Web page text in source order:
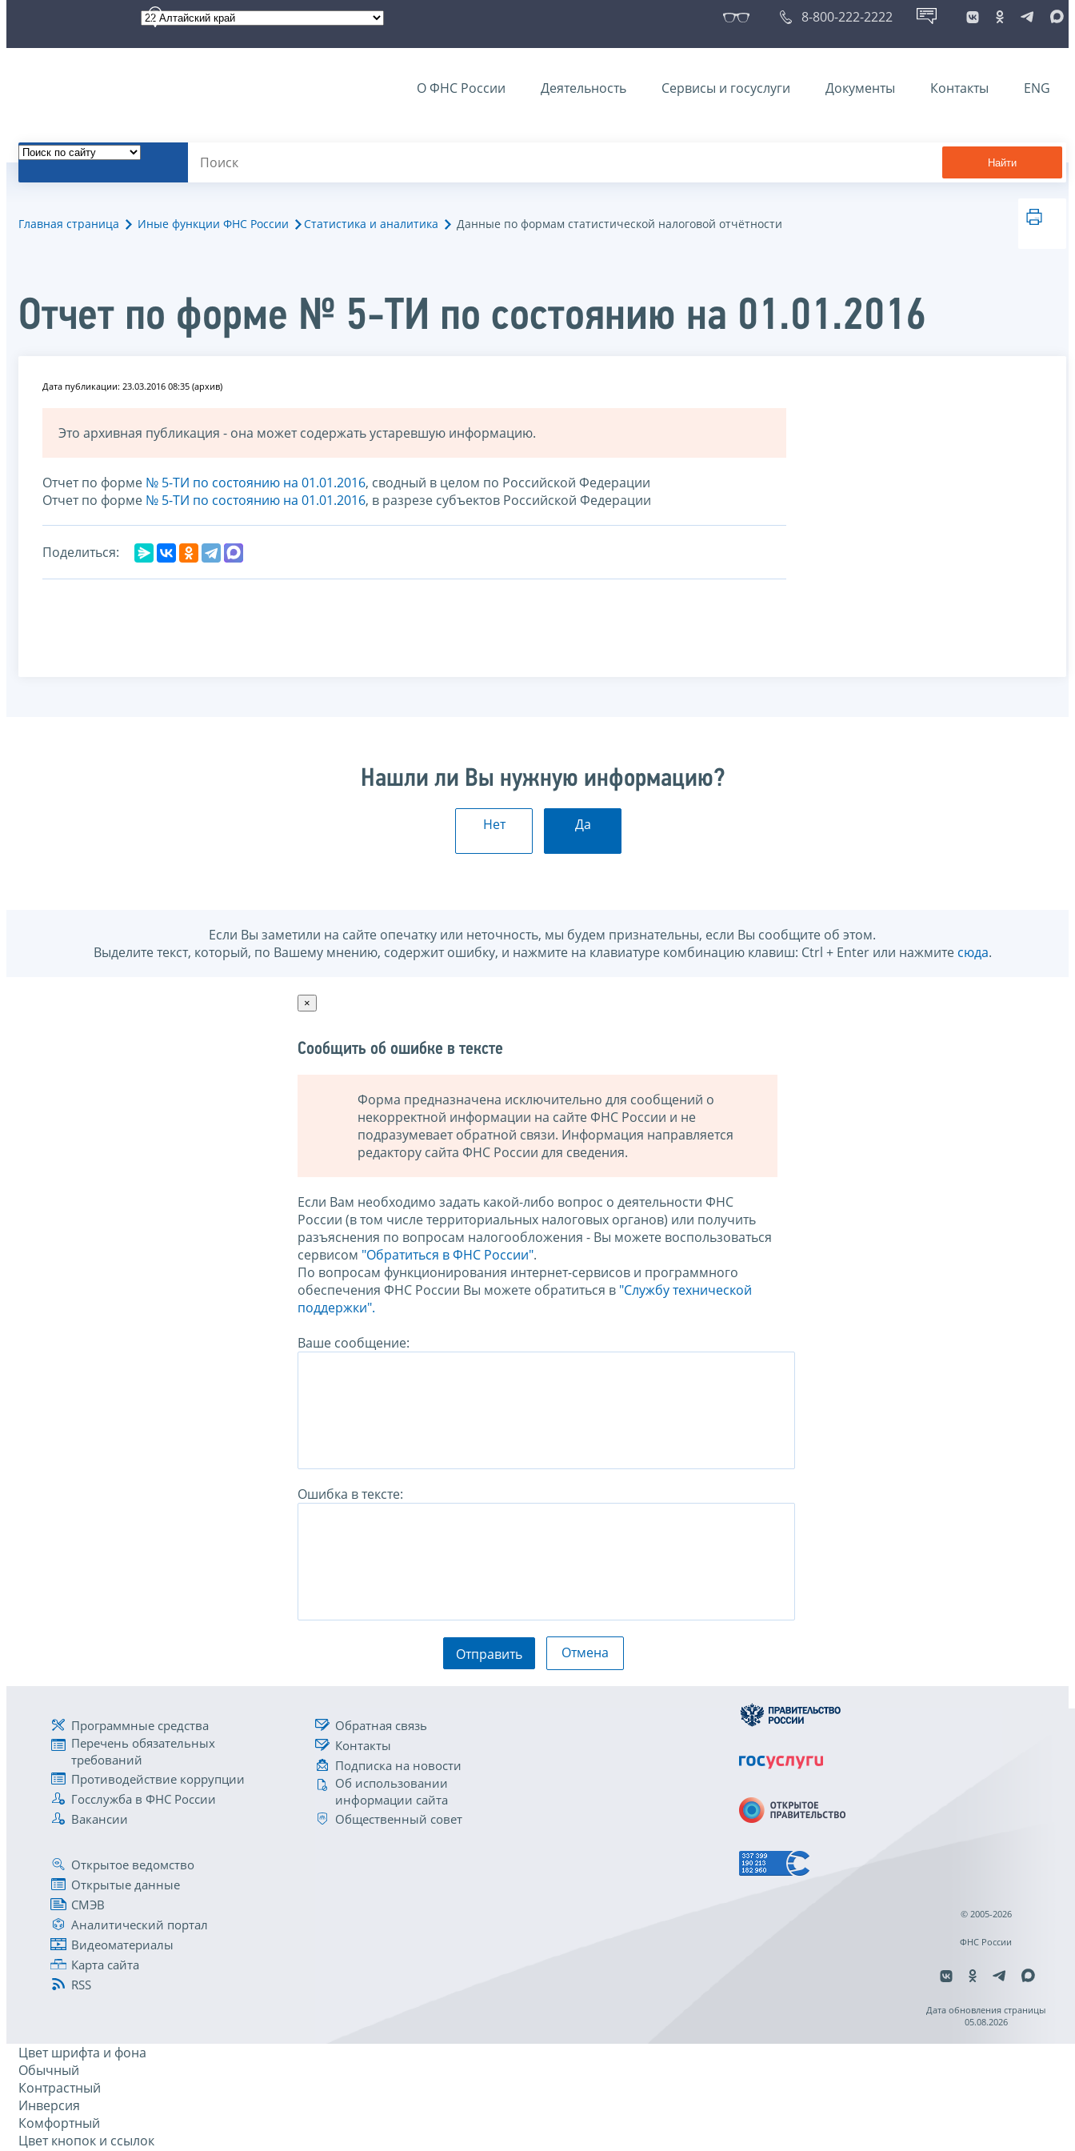
8-800-222-2222
О ФНС России Деятельность Сервисы и госуслуги Документы Контакты ENG
Найти
Главная страница Иные функции ФНС России Статистика и аналитика Данные по формам статистической налоговой отчётности
Отчет по форме № 5-ТИ по состоянию на 01.01.2016
Дата публикации: 23.03.2016 08:35 (архив)
Это архивная публикация - она может содержать устаревшую информацию.
Отчет по форме № 5-ТИ по состоянию на 01.01.2016, сводный в целом по Российской Федерации
Отчет по форме № 5-ТИ по состоянию на 01.01.2016, в разрезе субъектов Российской Федерации
Поделиться:
Нашли ли Вы нужную информацию?
Нет Да
Если Вы заметили на сайте опечатку или неточность, мы будем признательны, если Вы сообщите об этом.
Выделите текст, который, по Вашему мнению, содержит ошибку, и нажмите на клавиатуре комбинацию клавиш: Ctrl + Enter или нажмите сюда.
×
Сообщить об ошибке в тексте
Форма предназначена исключительно для сообщений о
некорректной информации на сайте ФНС России и не
подразумевает обратной связи. Информация направляется
редактору сайта ФНС России для сведения.
Если Вам необходимо задать какой-либо вопрос о деятельности ФНС
России (в том числе территориальных налоговых органов) или получить
разъяснения по вопросам налогообложения - Вы можете воспользоваться
сервисом "Обратиться в ФНС России".
По вопросам функционирования интернет-сервисов и программного
обеспечения ФНС России Вы можете обратиться в "Службу технической
поддержки".
Ваше сообщение:
Ошибка в тексте:
Отправить Отмена
Программные средства
Перечень обязательных
требований
Противодействие коррупции
Госслужба в ФНС России
Вакансии
Обратная связь
Контакты
Подписка на новости
Об использовании
информации сайта
Общественный совет
Открытое ведомство
Открытые данные
СМЭВ
Аналитический портал
Видеоматериалы
Карта сайта
RSS
© 2005-2026
ФНС России
Дата обновления страницы
05.08.2026
Цвет шрифта и фона
Обычный
Контрастный
Инверсия
Комфортный
Цвет кнопок и ссылок